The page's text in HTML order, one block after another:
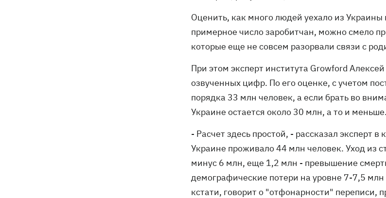
Оценить, как много людей уехало из
примерное число заробитчан, можно смело
которые еще не совсем разорвали связи с
При этом эксперт института Growford
озвученных цифр. По его оценке, с учетом
порядка 33 млн человек, а если брать во
Украине остается около 30 млн, а то и меньше.
- Расчет здесь простой, - рассказал эксперт
Украине проживало 44 млн человек. Уход из
минус 6 млн, еще 1,2 млн - превышение
демографические потери на уровне 7-7,5
кстати, говорит о "отфонарности"